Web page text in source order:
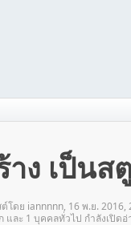
าง เป็น
ต์โดย iannnnn, 16 พ.ย. 2016,
และ 1 บุคคลทั่วไป กำลังเปิด